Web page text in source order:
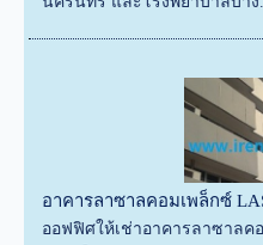
อาคารลาซาลคอมเพล็กซ์
ออฟฟิศให้เช่าอาคารลาซาลค